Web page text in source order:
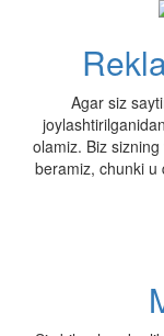
Agar siz
olamiz. Biz
beramiz, chunki u